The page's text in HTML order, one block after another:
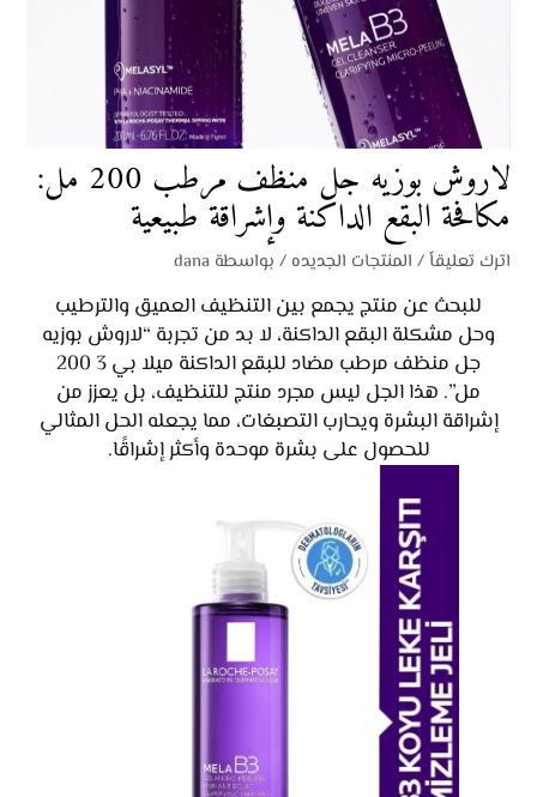
لاروش بوزيه جل منظف مرطب 200 مل:
مكافحة البقع الداكنة وإشراقة طبيعية
اترك تعليقاً/ المنتجات الجديده / بواسطة dana
للبحث عن منتج يجمع بين التنظيف العميق والترطيب
وحل مشكلة البقع الداكنة، لا بد من تجربة “لاروش بوزيه
جل منظف مرطب مضاد للبقع الداكنة ميلا بي 3 200
مل”. هذا الجل ليس مجرد منتج للتنظيف، بل يعزز من
إشراقة البشرة ويحارب التصبغات، مما يجعله الحل المثالي
للحصول على بشرة موحدة وأكثر إشراقًا.